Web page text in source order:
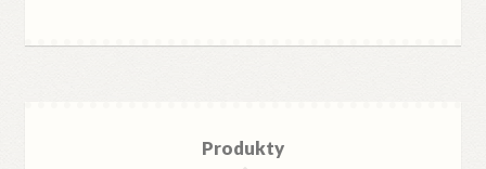
Produkty